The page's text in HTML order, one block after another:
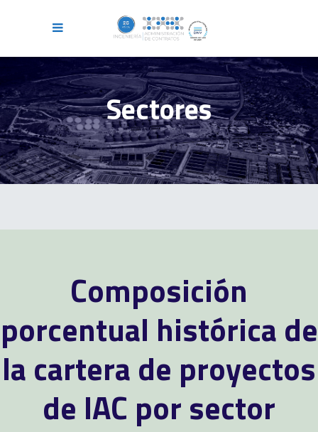
Sectores
Composición
porcentual histórica de
la cartera de proyectos
de IAC por sector